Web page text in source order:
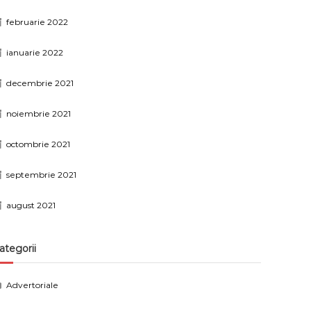
februarie 2022
ianuarie 2022
decembrie 2021
noiembrie 2021
octombrie 2021
septembrie 2021
august 2021
Advertoriale